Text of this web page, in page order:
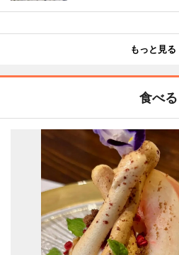
もっと見る
食べる